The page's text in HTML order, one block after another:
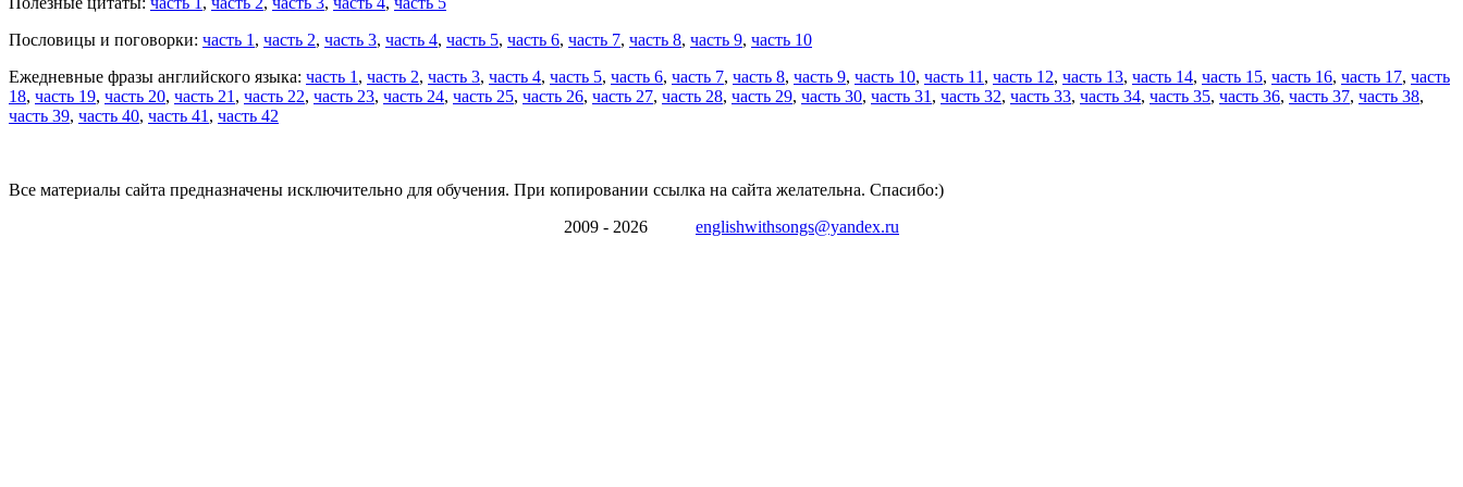
Пословицы и поговорки: часть 1 , часть 2, часть 3, часть 4, часть 5, часть 6, часть 7, часть 8, часть 9, часть 10
Ежедневные фразы английского языка: часть 1 , часть 2, часть 3, часть 4, часть 5, часть 6, часть 7, часть 8, часть 9, часть 10, часть 11 , часть 12, часть 13, часть 14, часть 15, часть 16, часть 17, часть
18, часть 19, часть 20, часть 21 , часть 22, часть 23, часть 24, часть 25, часть 26, часть 27, часть 28, часть 29, часть 30, часть 31 , часть 32, часть 33, часть 34, часть 35, часть 36, часть 37, часть 38,
часть 39, часть 40, часть 41 , часть 42
Все материалы сайта предназначены исключительно для обучения. При копировании ссылка на сайта желательна. Спасибо:)
2009 - 2026 englishwithsongs@yandex.ru